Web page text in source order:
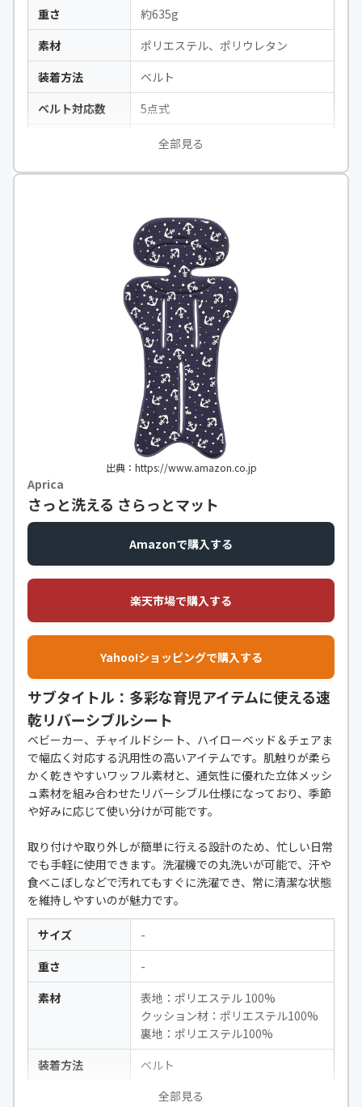
重さ
約635g
素材
ポリエステル、ポリウレタン
装着方法
ベルト
ベルト対応数
5点式
保冷
洗濯
〇
ピングキャンディ／ブラックモカ
全部見る
出典：https://www.amazon.co.jp
Aprica
さっと洗える さらっとマット
Amazonで購入する
楽天市場で購入する
Yahoo!ショッピングで購入する
サブタイトル：多彩な育児アイテムに使える速
乾リバーシブルシート
ベビーカー、チャイルドシート、ハイローベッド＆チェアま
で幅広く対応する汎用性の高いアイテムです。肌触りが柔ら
かく乾きやすいワッフル素材と、通気性に優れた立体メッシ
ュ素材を組み合わせたリバーシブル仕様になっており、季節
や好みに応じて使い分けが可能です。
取り付けや取り外しが簡単に行える設計のため、忙しい日常
でも手軽に使用できます。洗濯機での丸洗いが可能で、汗や
食べこぼしなどで汚れてもすぐに洗濯でき、常に清潔な状態
を維持しやすいのが魅力です。
サイズ
-
重さ
-
素材
表地：ポリエステル 100%
クッション材：ポリエステル100%
裏地：ポリエステル100%
装着方法
ベルト
5点式全部見る